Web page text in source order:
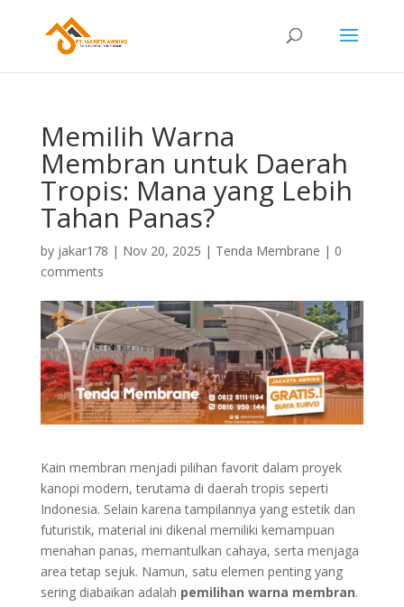
Memilih Warna
Membran untuk Daerah
Tropis: Mana yang Lebih
Tahan Panas?
by jakar178 | Nov 20, 2025 | Tenda Membrane | 0
comments
Kain membran menjadi pilihan favorit dalam proyek
kanopi modern, terutama di daerah tropis seperti
Indonesia. Selain karena tampilannya yang estetik dan
futuristik, material ini dikenal memiliki kemampuan
menahan panas, memantulkan cahaya, serta menjaga
area tetap sejuk. Namun, satu elemen penting yang
sering diabaikan adalah pemilihan warna membran.